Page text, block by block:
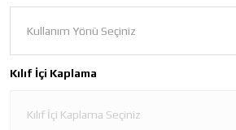
Kılıf İçi Kaplama